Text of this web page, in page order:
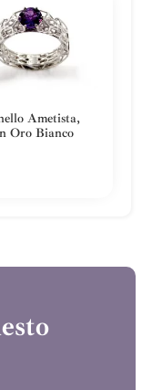
Ametista,
Oro Bianco